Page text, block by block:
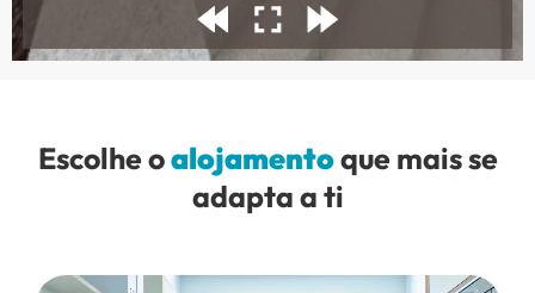
Escolhe oalojamentoque mais se
adapta a ti